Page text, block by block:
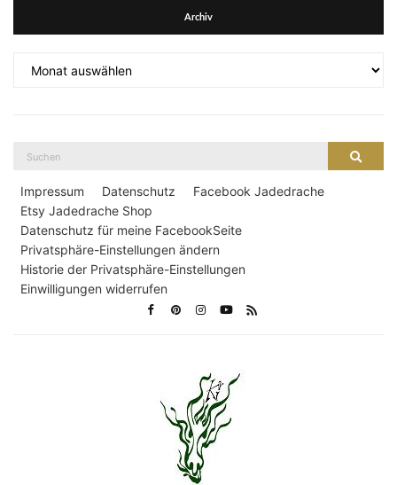
Archiv
Suche
Impressum Datenschutz
Facebook Jadedrache
Etsy Jadedrache Shop
Datenschutz für meine FacebookSeite
Privatsphäre-Einstellungen ändern
Historie der Privatsphäre-Einstellungen
Einwilligungen widerrufen